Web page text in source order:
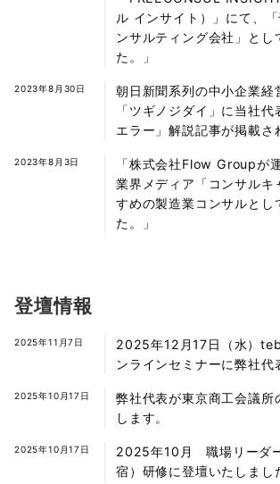
ル インサイト）」にて、
ンサルティング会社」とし
た。」
2023年8月30日
朝日新聞系列の中小企業経
「ツギノジダイ」に当社
エラー」解説記事が掲載さ
2023年8月3日
「株式会社Flow Groupが
業界メディア「コンサルキ
すめの製造業コンサルとし
た。」
登壇情報
2025年11月7日
2025年12月17日（水）
ンラインセミナーに弊社代
2025年10月17日
弊社代表が東京商工会議所
します。
2025年10月17日
2025年10月 職場リーダ
宿）研修に登壇いたしまし